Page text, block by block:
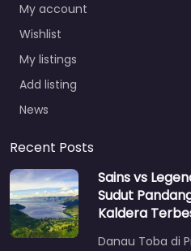
My account
Wishlist
My listings
Add listing
News
Recent Posts
Sains vs
Sudut
Kaldera
Danau Toba di